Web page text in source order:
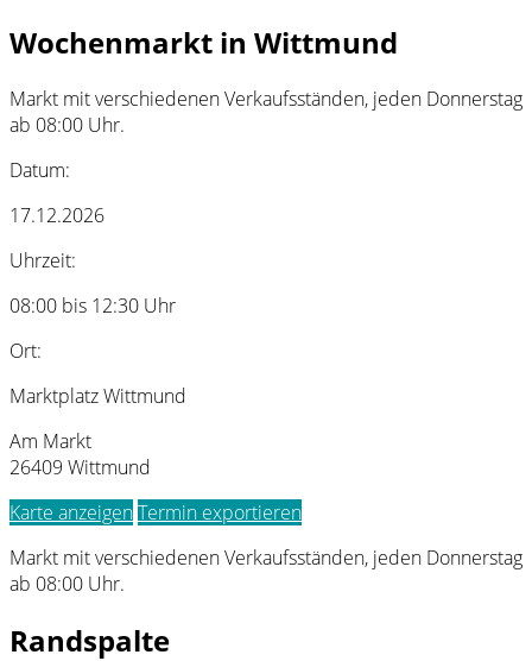
Wochenmarkt in Wittmund
Markt mit verschiedenen Verkaufsständen, jeden Donnerstag
ab 08:00 Uhr.
Datum:
17.12.2026
Uhrzeit:
08:00 bis 12:30 Uhr
Ort:
Marktplatz Wittmund
Am Markt
26409 Wittmund
Karte anzeigenTermin exportieren
Markt mit verschiedenen Verkaufsständen, jeden Donnerstag
ab 08:00 Uhr.
Randspalte